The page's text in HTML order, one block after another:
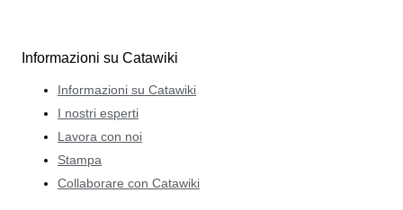
Informazioni su Catawiki
Informazioni su Catawiki
I nostri esperti
Lavora con noi
Stampa
Collaborare con Catawiki